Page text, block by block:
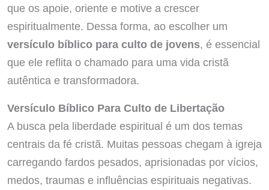
que os apoie, oriente e motive a crescer
espiritualmente. Dessa forma, ao escolher um
versículo bíblico para culto de jovens, é essencial
que ele reflita o chamado para uma vida cristã
autêntica e transformadora.
Versículo Bíblico Para Culto de Libertação
A busca pela liberdade espiritual é um dos temas
centrais da fé cristã. Muitas pessoas chegam à igreja
carregando fardos pesados, aprisionadas por vícios,
medos, traumas e influências espirituais negativas.